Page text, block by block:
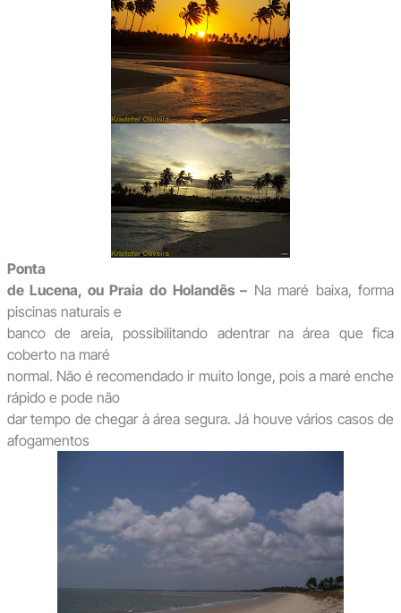
Ponta
de Lucena, ou Praia do Holandês – Na maré baixa, forma
piscinas naturais e
banco de areia, possibilitando adentrar na área que fica
coberto na maré
normal. Não é recomendado ir muito longe, pois a maré enche
rápido e pode não
dar tempo de chegar à área segura. Já houve vários casos de
afogamentos